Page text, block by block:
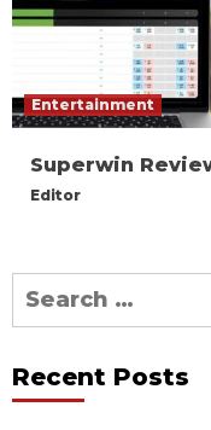
Entertainment
Superwin
Editor
Search
for:
Recent Posts